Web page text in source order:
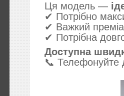
Ця модель —
✔ Потрібно
✔ Важкий
✔ Потрібна
Доступна
📞 Телефонуйте